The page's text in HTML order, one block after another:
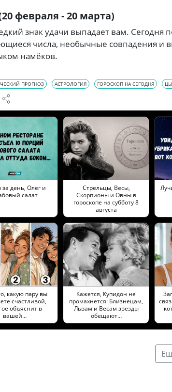
февраля - 20 марта)
знак удачи выпадает вам.
числа, необычные совпадения и
намёков.
ПРОГНОЗ АСТРОЛОГИЯ ГОРОСКОП НА СЕГОДНЯ
день, Олег и
салат
Стрельцы, Весы,
Скорпионы и Овны в
гороскопе на субботу 8
августа
какую пару вы
счастливой,
объяснит в
вашей…
Кажется, Купидон не
промахнется: Близнецам,
Львам и Весам звезды
обещают…